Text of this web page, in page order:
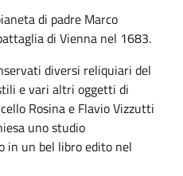
di padre Marco
di Vienna nel 1683.
diversi reliquiari del
e vari altri oggetti di
Rosina e Flavio Vizzutti
uno studio
in un bel libro edito nel